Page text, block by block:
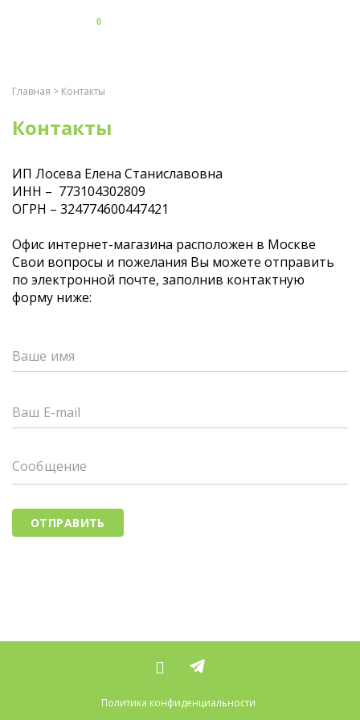
0
Главная > Контакты
Контакты
ИП Лосева Елена Станиславовна
ИНН – 773104302809
ОГРН – 324774600447421
Офис интернет-магазина расположен в Москве
Свои вопросы и пожелания Вы можете отправить
по электронной почте, заполнив контактную
форму ниже:
ОТПРАВИТЬ
Политика конфиденциальности